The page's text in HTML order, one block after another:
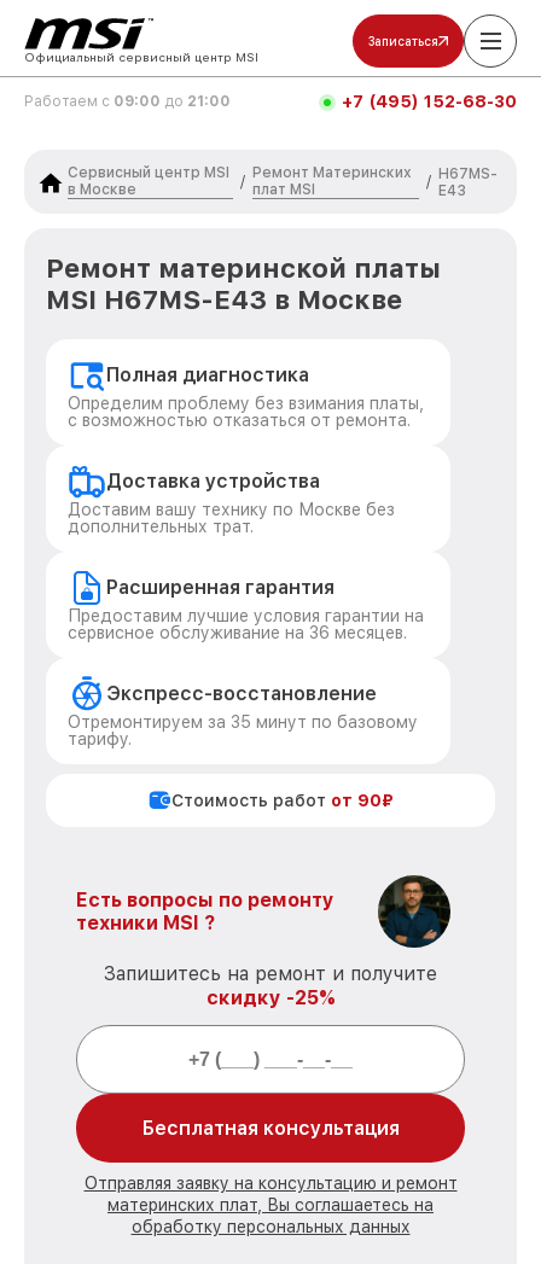
Официальный сервисный центр MSI
Записаться
Работаем с 09:00 до 21:00 +7 (495) 152-68-30
Сервисный центр MSI
в Москве
/
Ремонт Материнских
плат MSI
/ H67MS-
E43
Ремонт материнской платы
MSI H67MS-E43 в Москве
Полная диагностика
Определим проблему без взимания платы,
с возможностью отказаться от ремонта.
Доставка устройства
Доставим вашу технику по Москве без
дополнительных трат.
Расширенная гарантия
Предоставим лучшие условия гарантии на
сервисное обслуживание на 36 месяцев.
Экспресс-восстановление
Отремонтируем за 35 минут по базовому
тарифу.
Стоимость работ от 90₽
Есть вопросы по ремонту
техники MSI ?
Запишитесь на ремонт и получите
скидку -25%
Бесплатная консультация
Отправляя заявку на консультацию и ремонт
материнских плат, Вы соглашаетесь на
обработку персональных данных